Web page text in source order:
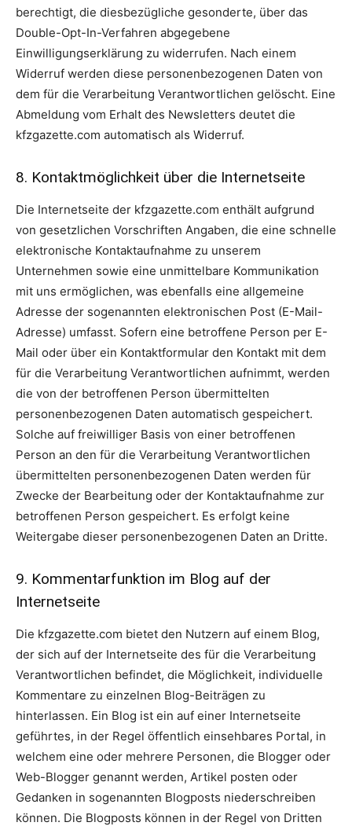
berechtigt, die diesbezügliche gesonderte, über das
Double-Opt-In-Verfahren abgegebene
Einwilligungserklärung zu widerrufen. Nach einem
Widerruf werden diese personenbezogenen Daten von
dem für die Verarbeitung Verantwortlichen gelöscht. Eine
Abmeldung vom Erhalt des Newsletters deutet die
kfzgazette.com automatisch als Widerruf.
8. Kontaktmöglichkeit über die Internetseite
Die Internetseite der kfzgazette.com enthält aufgrund
von gesetzlichen Vorschriften Angaben, die eine schnelle
elektronische Kontaktaufnahme zu unserem
Unternehmen sowie eine unmittelbare Kommunikation
mit uns ermöglichen, was ebenfalls eine allgemeine
Adresse der sogenannten elektronischen Post (E-Mail-
Adresse) umfasst. Sofern eine betroffene Person per E-
Mail oder über ein Kontaktformular den Kontakt mit dem
für die Verarbeitung Verantwortlichen aufnimmt, werden
die von der betroffenen Person übermittelten
personenbezogenen Daten automatisch gespeichert.
Solche auf freiwilliger Basis von einer betroffenen
Person an den für die Verarbeitung Verantwortlichen
übermittelten personenbezogenen Daten werden für
Zwecke der Bearbeitung oder der Kontaktaufnahme zur
betroffenen Person gespeichert. Es erfolgt keine
Weitergabe dieser personenbezogenen Daten an Dritte.
9. Kommentarfunktion im Blog auf der
Internetseite
Die kfzgazette.com bietet den Nutzern auf einem Blog,
der sich auf der Internetseite des für die Verarbeitung
Verantwortlichen befindet, die Möglichkeit, individuelle
Kommentare zu einzelnen Blog-Beiträgen zu
hinterlassen. Ein Blog ist ein auf einer Internetseite
geführtes, in der Regel öffentlich einsehbares Portal, in
welchem eine oder mehrere Personen, die Blogger oder
Web-Blogger genannt werden, Artikel posten oder
Gedanken in sogenannten Blogposts niederschreiben
können. Die Blogposts können in der Regel von Dritten